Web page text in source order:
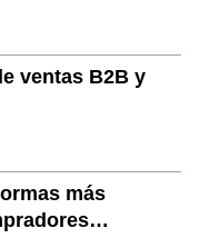
con datos MCP
de suministro
ventas B2B y
más